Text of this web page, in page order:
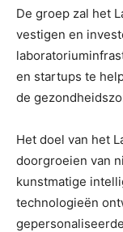
De groep zal het
vestigen en
en startups te
de
Het doel van het
doorgroeien van
kunstmatige
technologieën